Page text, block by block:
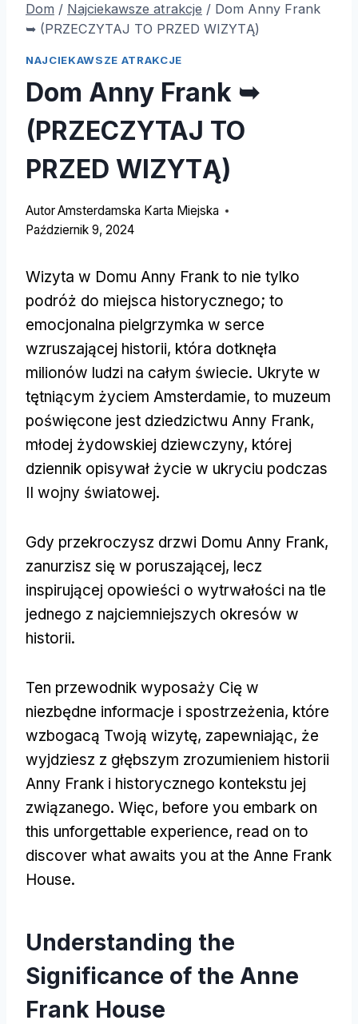
Dom / Najciekawsze atrakcje / Dom Anny Frank
➥ (PRZECZYTAJ TO PRZED WIZYTĄ)
NAJCIEKAWSZE ATRAKCJE
Dom Anny Frank ➥
(PRZECZYTAJ TO
PRZED WIZYTĄ)
AutorAmsterdamska Karta Miejska
Październik 9, 2024
Wizyta w Domu Anny Frank to nie tylko
podróż do miejsca historycznego; to
emocjonalna pielgrzymka w serce
wzruszającej historii, która dotknęła
milionów ludzi na całym świecie. Ukryte w
tętniącym życiem Amsterdamie, to muzeum
poświęcone jest dziedzictwu Anny Frank,
młodej żydowskiej dziewczyny, której
dziennik opisywał życie w ukryciu podczas
II wojny światowej.
Gdy przekroczysz drzwi Domu Anny Frank,
zanurzisz się w poruszającej, lecz
inspirującej opowieści o wytrwałości na tle
jednego z najciemniejszych okresów w
historii.
Ten przewodnik wyposaży Cię w
niezbędne informacje i spostrzeżenia, które
wzbogacą Twoją wizytę, zapewniając, że
wyjdziesz z głębszym zrozumieniem historii
Anny Frank i historycznego kontekstu jej
związanego. Więc, before you embark on
this unforgettable experience, read on to
discover what awaits you at the Anne Frank
House.
Understanding the
Significance of the Anne
Frank House